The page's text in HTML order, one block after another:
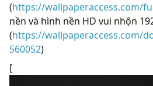
(https://wallpaperaccess.com/
nền và hình nền HD vui nhộn
(https://wallpaperaccess.com/
560052)
[